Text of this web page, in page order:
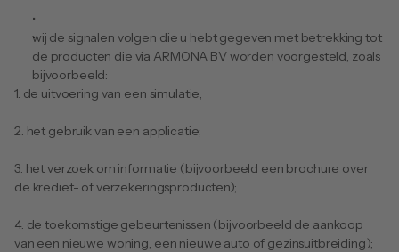
wij de signalen volgen die u hebt gegeven met betrekking tot
de producten die via ARMONA BV worden voorgesteld, zoals
bijvoorbeeld:
1. de uitvoering van een simulatie;
2. het gebruik van een applicatie;
3. het verzoek om informatie (bijvoorbeeld een brochure over
de krediet- of verzekeringsproducten);
4. de toekomstige gebeurtenissen (bijvoorbeeld de aankoop
van een nieuwe woning, een nieuwe auto of gezinsuitbreiding);